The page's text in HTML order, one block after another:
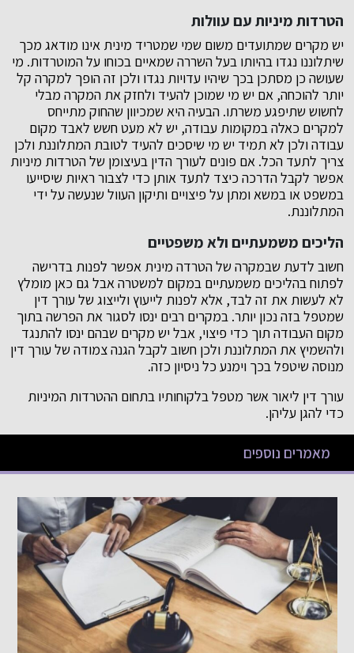
הטרדות מיניות עם עוולות
יש מקרים שמתועדים משום שמי שמטריד מינית אינו מודאג מכך
שיתלוננו נגדו בהיותו בעל השררה שמאיים בכוחו על המוטרדות. מי
שעושה כן מסתכן בכך שיהיו עדויות נגדו ולכן זה הופך למקרה קל
יותר להוכחה, אם יש מי שמוכן להעיד ולחזק את המקרה מבלי
לחשוש שתיפגע משרתו. הבעיה היא שמכיוון שהחוק מתייחס
למקרים כאלה במקומות עבודה, יש לא מעט חשש לאבד מקום
עבודה ולכן לא תמיד יש מי שיסכים להעיד לטובת המתלוננת ולכן
צריך לתעד הכל. אם פונים לעורך הדין בעיצומן של הטרדות מיניות
אפשר לקבל הדרכה כיצד לתעד אותן כדי לצבור ראיות שיסייעו
במשפט או במשא ומתן על פיצויים ותיקון העוול שנעשה על ידי
המתלוננת.
הליכים משמעתיים ולא משפטיים
חשוב לדעת שבמקרה של הטרדה מינית אפשר לפנות בדרישה
לפתוח בהליכים משמעתיים במקום למשטרה אבל גם כאן מומלץ
לא לעשות את זה לבד, אלא לפנות לייעוץ ולייצוג של עורך דין
שמטפל בזה נכון יותר. במקרים רבים ינסו לסגור את הפרשה בתוך
מקום העבודה תוך כדי פיצוי, אבל יש מקרים שבהם ינסו להתנגד
ולהשמיץ את המתלוננת ולכן חשוב לקבל הגנה צמודה של עורך דין
מנוסה שיטפל בכך וימנע כל ניסיון כזה.
עורך דין ליאור אשר מטפל בלקוחותיו בתחום ההטרדות המיניות
כדי להגן עליהן.
מאמרים נוספים